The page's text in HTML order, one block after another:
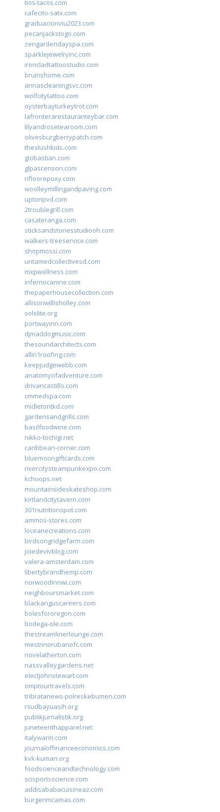
tios-tacos.com
cafecito-satx.com
graduacionviu2023.com
pecanjackstogo.com
zengardendayspa.com
sparklejewelryinc.com
ironcladtattoostudio.com
bruinshome.com
annascleaningsvc.com
wolfcitytattoo.com
oysterbayturkeytrot.com
lafronterarestauranteybar.com
lilyandrosetearoom.com
olivesburgberrypatch.com
theslushkids.com
giobastian.com
glpascensori.com
rifloorepoxy.com
woolleymillingandpaving.com
uptonpvd.com
2troublegrill.com
casateranga.com
sticksandstonesstudiooh.com
walkers-treeservice.com
shopmossi.com
untamedcollectivesd.com
mxpwellness.com
infernocanine.com
thepaperhousecollection.com
allisonwillisholley.com
solslite.org
portwayinn.com
djmaddogmusic.com
thesoundarchitects.com
allin1roofing.com
keepjudgewebb.com
anatomyofadventure.com
drivancastillo.com
cmmedspa.com
midletontkd.com
gardensandgrills.com
basilfoodwine.com
nikko-tochigi.net
caribbean-corner.com
bluemoongiftcards.com
rivercitysteampunkexpo.com
kchoops.net
mountainsideskateshop.com
kirtlandcitytavern.com
301nutritionspot.com
ammos-stores.com
loceanecreations.com
birdsongridgefarm.com
joiedevivblog.com
valera-amsterdam.com
libertybrandhemp.com
norwoodinnwi.com
neighboursmarket.com
blackanguscareers.com
bolesfororegon.com
bodega-ole.com
thestreamlinerlounge.com
mestrinorubanofc.com
novelatherton.com
nassvalleygardens.net
electjohnstewart.com
omptourtravels.com
tribratanews-polreskebumen.com
rsudbayuasih.org
publikjurnalistik.org
juneteenthapparel.net
italywarm.com
journaloffinanceeconomics.com
kvk-kumari.org
foodscienceandtechnology.com
scisportsscience.com
addisababacuisineaz.com
burgerimcamas.com